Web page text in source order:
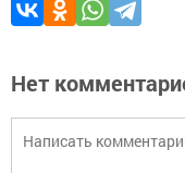
Нет